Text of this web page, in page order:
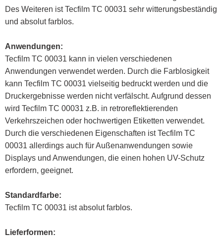
Des Weiteren ist Tecfilm TC 00031 sehr witterungsbeständig
und absolut farblos.
Anwendungen:
Tecfilm TC 00031 kann in vielen verschiedenen
Anwendungen verwendet werden. Durch die Farblosigkeit
kann Tecfilm TC 00031 vielseitig bedruckt werden und die
Druckergebnisse werden nicht verfälscht. Aufgrund dessen
wird Tecfilm TC 00031 z.B. in retroreflektierenden
Verkehrszeichen oder hochwertigen Etiketten verwendet.
Durch die verschiedenen Eigenschaften ist Tecfilm TC
00031 allerdings auch für Außenanwendungen sowie
Displays und Anwendungen, die einen hohen UV-Schutz
erfordern, geeignet.
Standardfarbe:
Tecfilm TC 00031 ist absolut farblos.
Lieferformen: